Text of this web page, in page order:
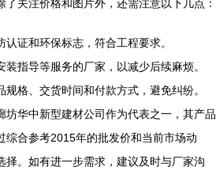
关注价格和图片外，还需注意以下几点：
认证和环保标志，符合工程要求。
装指导等服务的厂家，以减少后续麻烦。
规格、交货时间和付款方式，避免纠纷。
坊华中新型建材公司作为代表之一，其产品
综合参考2015年的批发价和当前市场动
择。如有进一步需求，建议及时与厂家沟